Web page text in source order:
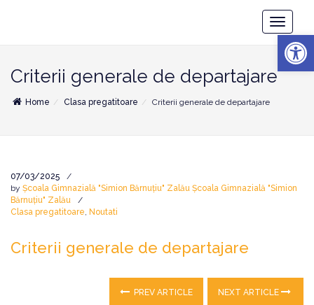
Toggle
Criterii generale de departajare
Home Clasa pregatitoare Criterii generale de departajare
07/03/2025
by Școala Gimnazială "Simion Bărnuțiu" Zalău Școala Gimnazială "Simion
Bărnuțiu" Zalău
Clasa pregatitoare, Noutati
Criterii generale de departajare
PREV ARTICLE NEXT ARTICLE